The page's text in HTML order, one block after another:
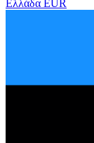
Ελλάδα EUR